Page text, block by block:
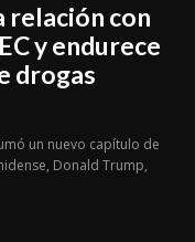
relación con
y endurece
drogas
un nuevo capítulo de
Donald Trump,